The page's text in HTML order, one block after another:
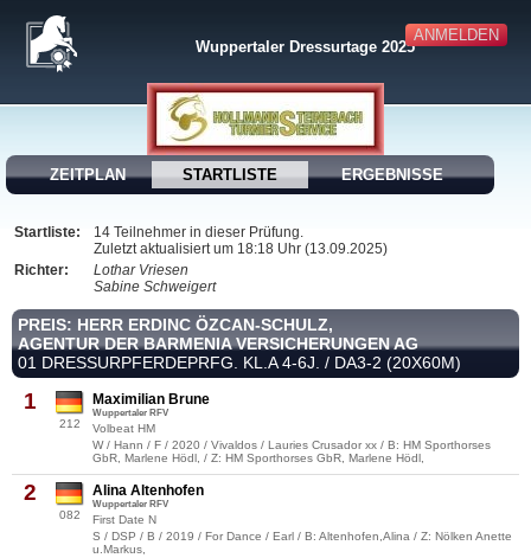
ANMELDEN
Wuppertaler Dressurtage 2025
ZEITPLAN STARTLISTE ERGEBNISSE
Startliste:
14 Teilnehmer in dieser Prüfung.
Zuletzt aktualisiert um 18:18 Uhr (13.09.2025)
Richter:
Lothar Vriesen
Sabine Schweigert
PREIS: HERR ERDINC ÖZCAN-SCHULZ,
AGENTUR DER BARMENIA VERSICHERUNGEN AG
01 DRESSURPFERDEPRFG. KL.A 4-6J. / DA3-2 (20X60M)
1
212
Maximilian Brune
Wuppertaler RFV
Volbeat HM
W / Hann / F / 2020 / Vivaldos / Lauries Crusador xx / B: HM Sporthorses
GbR, Marlene Hödl, / Z: HM Sporthorses GbR, Marlene Hödl,
2
082
Alina Altenhofen
Wuppertaler RFV
First Date N
S / DSP / B / 2019 / For Dance / Earl / B: Altenhofen,Alina / Z: Nölken Anette
u.Markus,